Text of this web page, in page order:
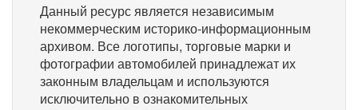
Данный ресурс является независимым
некоммерческим историко-информационным
архивом. Все логотипы, торговые марки и
фотографии автомобилей принадлежат их
законным владельцам и используются
исключительно в ознакомительных